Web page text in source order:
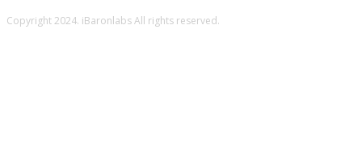
Copyright 2024. iBaronlabs All rights reserved.